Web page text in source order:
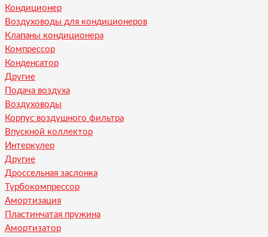
Кондиционер
Воздуховоды для кондиционеров
Клапаны кондиционера
Компрессор
Конденсатор
Другие
Подача воздуха
Воздуховоды
Корпус воздушного фильтра
Впускной коллектор
Интеркулер
Другие
Дроссельная заслонка
Турбокомпрессор
Амортизация
Пластинчатая пружина
Амортизатор